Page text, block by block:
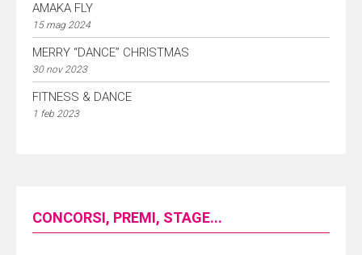
AMAKA FLY
15 mag 2024
MERRY “DANCE” CHRISTMAS
30 nov 2023
FITNESS & DANCE
1 feb 2023
CONCORSI, PREMI, STAGE...